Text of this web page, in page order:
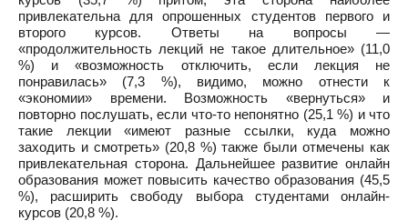
привлекательна для опрошенных студентов первого и
второго курсов. Ответы на вопросы —
«продолжительность лекций не такое длительное» (11,0
%) и «возможность отключить, если лекция не
понравилась» (7,3 %), видимо, можно отнести к
«экономии» времени. Возможность «вернуться» и
повторно послушать, если что-то непонятно (25,1 %) и что
такие лекции «имеют разные ссылки, куда можно
заходить и смотреть» (20,8 %) также были отмечены как
привлекательная сторона. Дальнейшее развитие онлайн
образования может повысить качество образования (45,5
%), расширить свободу выбора студентами онлайн-
курсов (20,8 %).